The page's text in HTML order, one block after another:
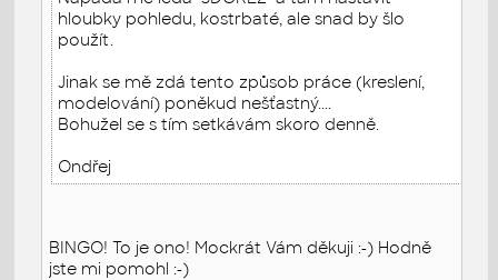
hloubky pohledu, kostrbaté, ale snad by šlo
použít.
Jinak se mě zdá tento způsob práce (kreslení,
modelování) poněkud nešťastný....
Bohužel se s tím setkávám skoro denně.
Ondřej
BINGO! To je ono! Mockrát Vám děkuji :-) Hodně
jste mi pomohl :-)